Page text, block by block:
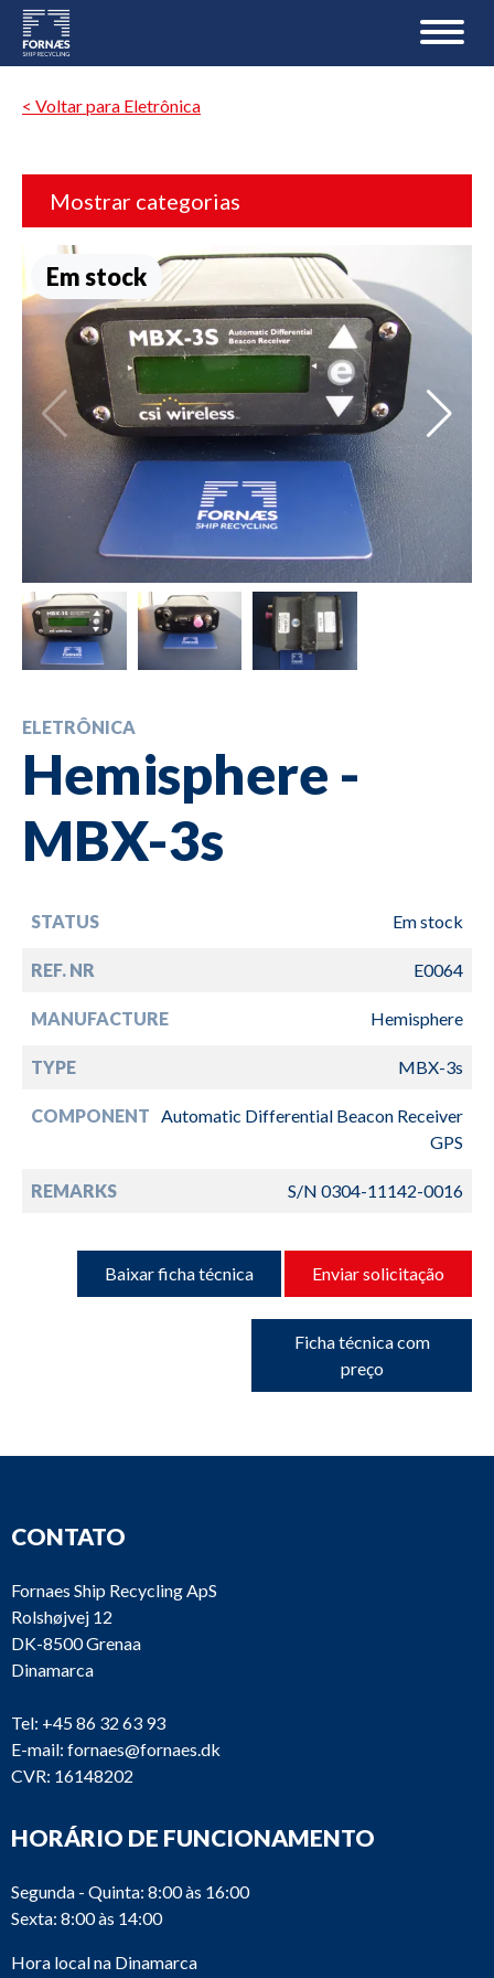
< Voltar para Eletrônica
Mostrar categorias
Em stock
ELETRÔNICA
Hemisphere -
MBX-3s
STATUS Em stock
REF. NR E0064
MANUFACTURE Hemisphere
TYPE MBX-3s
COMPONENT Automatic Differential Beacon Receiver
GPS
REMARKS S/N 0304-11142-0016
Baixar ficha técnica Enviar solicitação
Ficha técnica com
preço
CONTATO
Fornaes Ship Recycling ApS
Rolshøjvej 12
DK-8500 Grenaa
Dinamarca
Tel: +45 86 32 63 93
E-mail: fornaes@fornaes.dk
CVR: 16148202
HORÁRIO DE FUNCIONAMENTO
Segunda - Quinta: 8:00 às 16:00
Sexta: 8:00 às 14:00
Hora local na Dinamarca